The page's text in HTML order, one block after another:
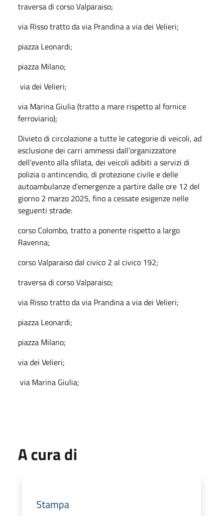
traversa di corso Valparaiso;
via Risso tratto da via Prandina a via dei Velieri;
piazza Leonardi;
piazza Milano;
via dei Velieri;
via Marina Giulia (tratto a mare rispetto al fornice
ferroviario);
Divieto di circolazione a tutte le categorie di veicoli, ad
esclusione dei carri ammessi dall’organizzatore
dell’evento alla sfilata, dei veicoli adibiti a servizi di
polizia o antincendio, di protezione civile e delle
autoambulanze d’emergenze a partire dalle ore 12 del
giorno 2 marzo 2025, fino a cessate esigenze nelle
seguenti strade:
corso Colombo, tratto a ponente rispetto a largo
Ravenna;
corso Valparaiso dal civico 2 al civico 192;
traversa di corso Valparaiso;
via Risso tratto da via Prandina a via dei Velieri;
piazza Leonardi;
piazza Milano;
via dei Velieri;
via Marina Giulia;
A cura di
Stampa